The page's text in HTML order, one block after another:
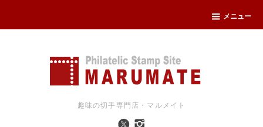
メニュー
趣味の切手専門店・マルメイト